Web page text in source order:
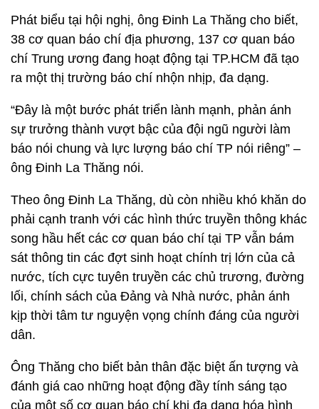
Phát biểu tại hội nghị, ông Đinh La Thăng cho biết,
38 cơ quan báo chí địa phương, 137 cơ quan báo
chí Trung ương đang hoạt động tại TP.HCM đã tạo
ra một thị trường báo chí nhộn nhịp, đa dạng.
“Đây là một bước phát triển lành mạnh, phản ánh
sự trưởng thành vượt bậc của đội ngũ người làm
báo nói chung và lực lượng báo chí TP nói riêng” –
ông Đinh La Thăng nói.
Theo ông Đinh La Thăng, dù còn nhiều khó khăn do
phải cạnh tranh với các hình thức truyền thông khác
song hầu hết các cơ quan báo chí tại TP vẫn bám
sát thông tin các đợt sinh hoạt chính trị lớn của cả
nước, tích cực tuyên truyền các chủ trương, đường
lối, chính sách của Đảng và Nhà nước, phản ánh
kịp thời tâm tư nguyện vọng chính đáng của người
dân.
Ông Thăng cho biết bản thân đặc biệt ấn tượng và
đánh giá cao những hoạt động đầy tính sáng tạo
của một số cơ quan báo chí khi đa dạng hóa hình